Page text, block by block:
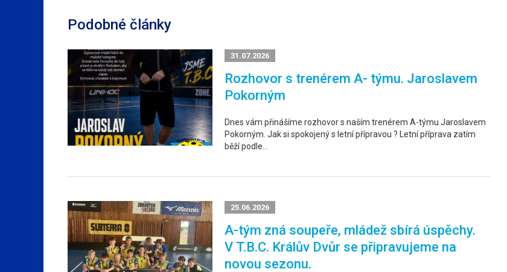
Podobné články
31.07.2026
Rozhovor s trenérem A- týmu. Jaroslavem
Pokorným
Dnes vám přinášíme rozhovor s naším trenérem A-týmu Jaroslavem
Pokorným. Jak si spokojený s letní přípravou ? Letní příprava zatím
běží podle…
25.06.2026
A-tým zná soupeře, mládež sbírá úspěchy.
V T.B.C. Králův Dvůr se připravujeme na
novou sezonu.